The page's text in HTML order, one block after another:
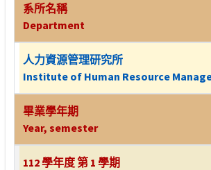
系所名稱
Department
人力資源管理研究所
Institute of Human Resource
畢業學年期
Year, semester
112 學年度 第 1 學期